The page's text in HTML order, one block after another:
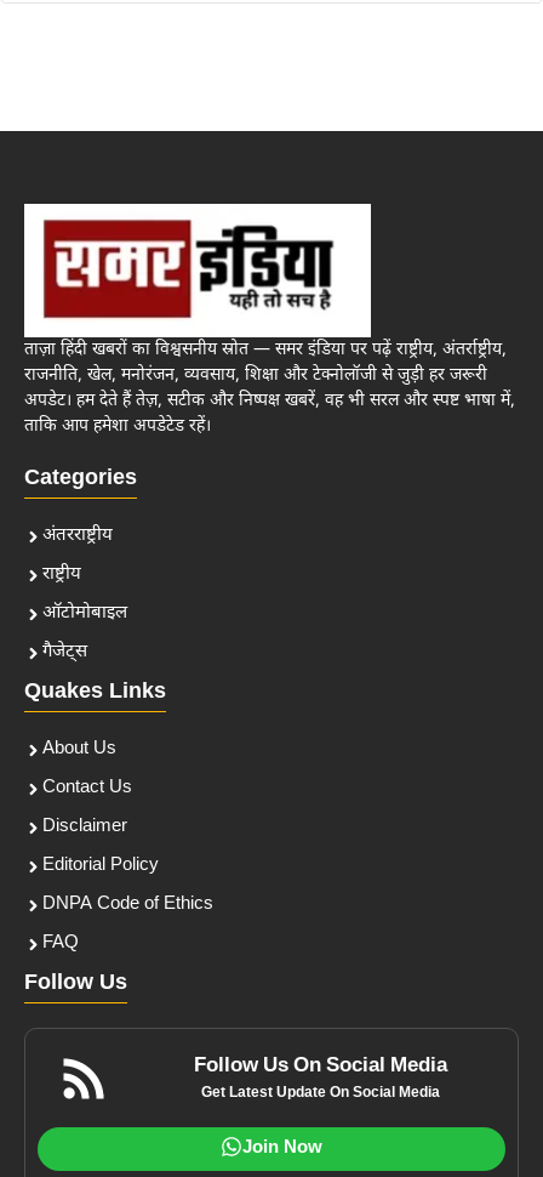
ताज़ा हिंदी खबरों का विश्वसनीय स्रोत — समर इंडिया पर पढ़ें राष्ट्रीय, अंतर्राष्ट्रीय,
राजनीति, खेल, मनोरंजन, व्यवसाय, शिक्षा और टेक्नोलॉजी से जुड़ी हर जरूरी
अपडेट। हम देते हैं तेज़, सटीक और निष्पक्ष खबरें, वह भी सरल और स्पष्ट भाषा में,
ताकि आप हमेशा अपडेटेड रहें।
Categories
अंतरराष्ट्रीय
राष्ट्रीय
ऑटोमोबाइल
गैजेट्स
Quakes Links
About Us
Contact Us
Disclaimer
Editorial Policy
DNPA Code of Ethics
FAQ
Follow Us
Follow Us On Social Media
Get Latest Update On Social Media
Join Now